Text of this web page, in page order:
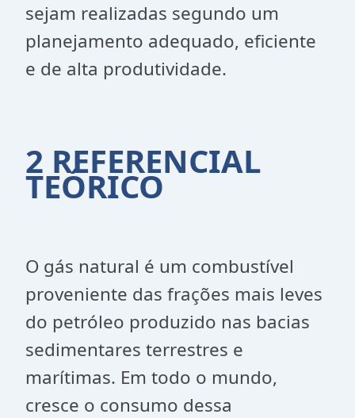
sejam realizadas segundo um
planejamento adequado, eficiente
e de alta produtividade.
2 REFERENCIAL
TEÓRICO
O gás natural é um combustível
proveniente das frações mais leves
do petróleo produzido nas bacias
sedimentares terrestres e
marítimas. Em todo o mundo,
cresce o consumo dessa